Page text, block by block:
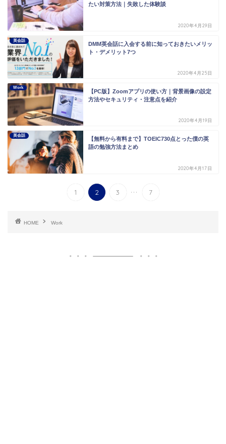
たい対策方法｜失敗した体験談
2020年4月29日
英会話
DMM英会話に入会する前に知っておきたいメリッ
ト・デメリット7つ
2020年4月25日
Work
【PC版】Zoomアプリの使い方｜背景画像の設定
方法やセキュリティ・注意点を紹介
2020年4月19日
英会話
【無料から有料まで】TOEIC730点とった僕の英
語の勉強方法まとめ
2020年4月17日
1 2 3 ... 7
HOME Work